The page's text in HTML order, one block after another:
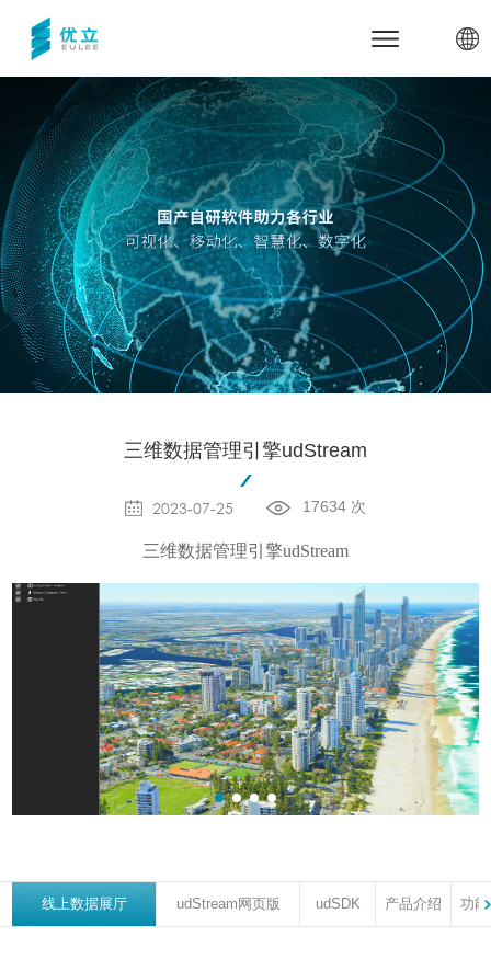
网站首页
关于优立
公司介绍
里程碑
合作伙伴
产品与服务
优立云世界
三维数据管理引擎udStream
优立全息动物园
全息展示与交互系统
高精建模服务
行业应用与案例
军事安全
电力能源
智慧城市
智慧煤矿
交通运输
新闻中心
联系我们
体验中心
技术支持
关于udSDK三维数据管理引擎udStream
2023-07-25 17634 次
三维数据管理引擎udStream
线上数据展厅 udStream网页版 udSDK 产品介绍 功